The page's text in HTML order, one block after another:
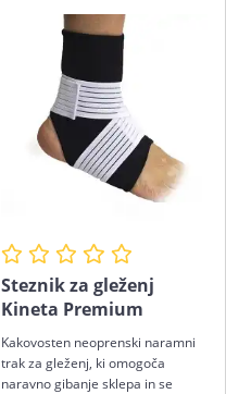
Steznik za gleženj
Kineta Premium
Kakovosten neoprenski naramni
trak za gleženj, ki omogoča
naravno gibanje sklepa in se